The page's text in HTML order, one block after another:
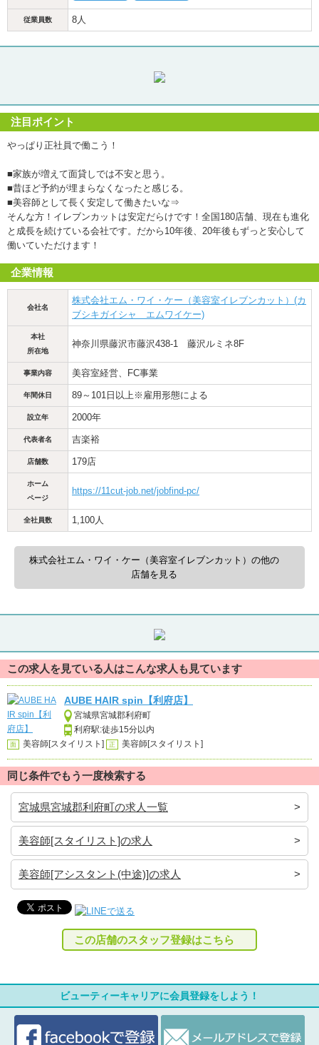
従業員数 8人
注目ポイント
やっぱり正社員で働こう！
■家族が増えて面貸しでは不安と思う。
■昔ほど予約が埋まらなくなったと感じる。
■美容師として長く安定して働きたいな⇒
そんな方！イレブンカットは安定だらけです！全国180店舗、現在も進化
と成長を続けている会社です。だから10年後、20年後もずっと安心して
働いていただけます！
企業情報
会社名
株式会社エム・ワイ・ケー（美容室イレブンカット）(カ
ブシキガイシャ エムワイケー)
本社
所在地
神奈川県藤沢市藤沢438-1 藤沢ルミネ8F
事業内容 美容室経営、FC事業
年間休日 89～101日以上※雇用形態による
設立年 2000年
代表者名 吉楽裕
店舗数 179店
ホーム
ページ
https://11cut-job.net/jobfind-pc/
全社員数 1,100人
株式会社エム・ワイ・ケー（美容室イレブンカット）の他の
店舗を見る
この求人を見ている人はこんな求人も見ています
AUBE HAIR spin【利府店】
宮城県宮城郡利府町
利府駅:徒歩15分以内
面 美容師[スタイリスト] 正 美容師[スタイリスト]
同じ条件でもう一度検索する
宮城県宮城郡利府町の求人一覧
美容師[スタイリスト]の求人
美容師[アシスタント(中途)]の求人
この店舗のスタッフ登録はこちら
ビューティーキャリアに会員登録をしよう！